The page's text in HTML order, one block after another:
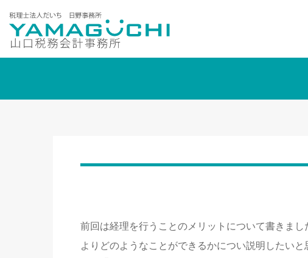
前回は経理を行うことのメリットについて書きま
よりどのようなことができるかについ説明したい